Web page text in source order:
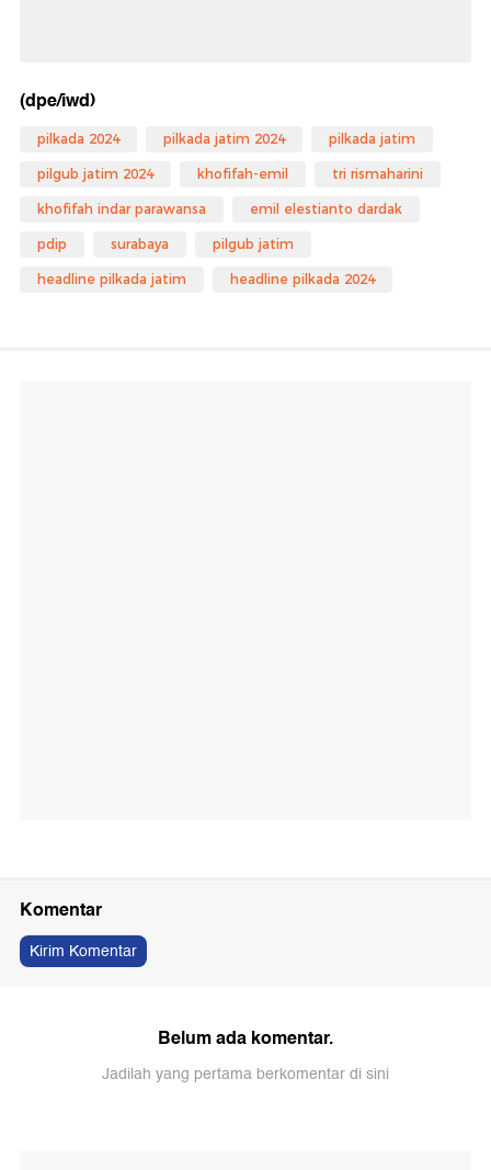
(dpe/iwd)
pilkada 2024 pilkada jatim 2024 pilkada jatim
pilgub jatim 2024 khofifah-emil tri rismaharini
khofifah indar parawansa emil elestianto dardak
pdip surabaya pilgub jatim
headline pilkada jatim headline pilkada 2024
Komentar
Kirim Komentar
Belum ada komentar.
Jadilah yang pertama berkomentar di sini